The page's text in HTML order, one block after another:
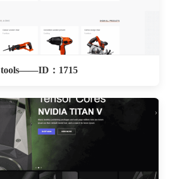
tools——ID：1715